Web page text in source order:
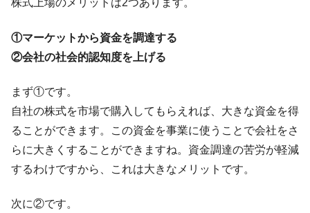
『Money1』
韓国大統領府ボンクラ政策室長が告発され
た ⇒ 国家が行った恐るべき株価操作であり、空前の国政壟
『Money1』
動」
『Money1』
中国だけが鉄鋼輸出を異常増加させる ⇒ 中
国の過剰生産が世界を蝕む。
『Money1』
韓国製造業「半導体絶好調」のウラで他業
『Money1』
株式上場のメリットは2つあります。
①マーケットから資金を調達する
②会社の社会的認知度を上げる
まず①です。
自社の株式を市場で購入してもらえれば、大きな資金を得
ることができます。この資金を事業に使うことで会社をさ
らに大きくすることができますね。資金調達の苦労が軽減
するわけですから、これは大きなメリットです。
次に②です。